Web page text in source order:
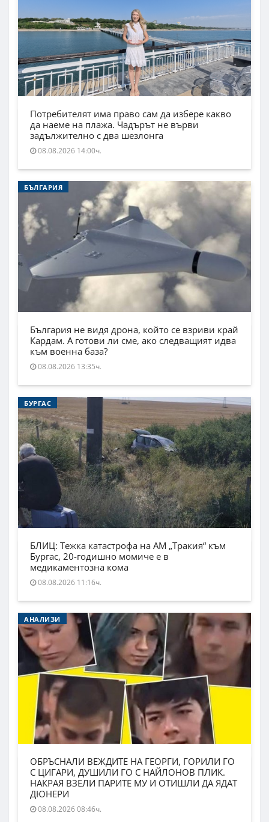
Потребителят има право сам да избере какво
да наеме на плажа. Чадърът не върви
задължително с два шезлонга
08.08.2026 14:00ч.
БЪЛГАРИЯ
България не видя дрона, който се взриви край
Кардам. А готови ли сме, ако следващият идва
към военна база?
08.08.2026 13:35ч.
БУРГАС
БЛИЦ: Тежка катастрофа на АМ „Тракия“ към
Бургас, 20-годишно момиче е в
медикаментозна кома
08.08.2026 11:16ч.
АНАЛИЗИ
ОБРЪСНАЛИ ВЕЖДИТЕ НА ГЕОРГИ, ГОРИЛИ ГО
С ЦИГАРИ, ДУШИЛИ ГО С НАЙЛОНОВ ПЛИК.
НАКРАЯ ВЗЕЛИ ПАРИТЕ МУ И ОТИШЛИ ДА ЯДАТ
ДЮНЕРИ
08.08.2026 08:46ч.